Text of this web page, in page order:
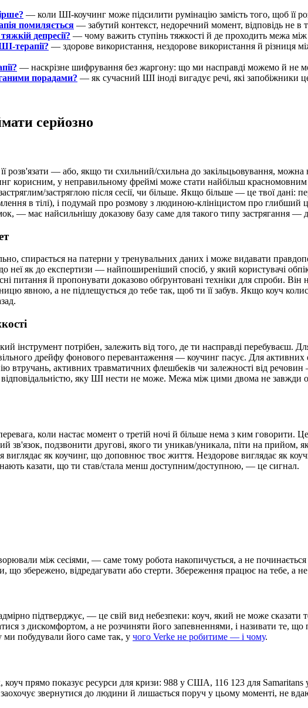
— коли ШІ-коучинг може підсилити румінацію замість того, щоб її
помиляється — забутий контекст, недоречний момент, відповідь не
депресії? — чому важить ступінь тяжкості й де проходить межа
терапії? — здорове використання, нездорове використання й різниця
— наскрізне шифрування без жаргону: що ми насправді можемо й не
порадами? — як сучасний ШІ іноді вигадує речі, які
серйозно
розв'язати — або, якщо ти схильний/схильна до закільцьовування, можна
корисним, у неправильному фреймі може стати найбільш
застряглою після сесії, чи більше. Якщо більше — це твої дані:
в тілі), і подумай про розмову з людиною-клініцистом про глибший
— має найсильнішу доказову базу саме для такого типу застрягання —
спирається на патерни у тренувальних даних і може видавати
неї як до експертизи — найпоширеніший спосіб, у який користувачі
питання й пропонувати доказово обґрунтовані техніки для спроби.
явною, а не підлещується до тебе так, щоб ти її забув. Якщо коуч
інструмент потрібен, залежить від того, де ти насправді перебуваєш.
дрейфу фонового перевантаження — коучинг пасує. Для
втручань, активних травматичних флешбеків чи залежності від
відповідальністю, яку ШІ нести не може. Межа між цими двома не
коли настає момент о третій ночі й більше нема з ким говорити.
зв'язок, подзвонити другові, якого ти уникав/уникала, піти на прийом,
виглядає як коучинг, що доповнює твоє життя. Нездорове виглядає як
казати, що ти став/стала менш доступним/доступною, — це сигнал.
між сесіями, — саме тому робота накопичується, а не
збережено, відредагувати або стерти. Збереження працює на тебе, а
підтверджує, — це свій вид небезпеки: коуч, який не може сказати
з дискомфортом, а не розчиняти його запевненнями, і називати те,
ми побудували його саме так, у чого Verke не робитиме — і чому.
коуч прямо показує ресурси для кризи: 988 у США, 116 123 для
звернутися до людини й лишається поруч у цьому моменті, не